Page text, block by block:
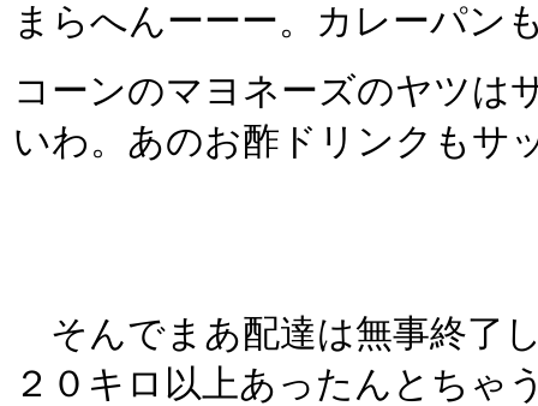
まらへんーーー。カレーパン
コーンのマヨネーズのヤツは
いわ。あのお酢ドリンクもサ
そんでまあ配達は無事終了
２０キロ以上あったんとちゃ